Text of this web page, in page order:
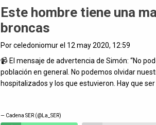
Este hombre tiene una
broncas
Por celedoniomur el 12 may 2020, 12:59
📹 El mensaje de advertencia de Simón: “No
población en general. No podemos olvidar
hospitalizados y los que estuvieron. Hay que
— Cadena SER (@La_SER)